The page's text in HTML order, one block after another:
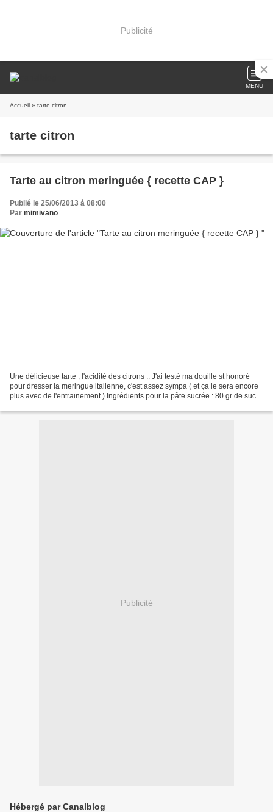
Publicité
MENU
Accueil » tarte citron
tarte citron
Tarte au citron meringuée { recette CAP }
Publié le 25/06/2013 à 08:00
Par mimivano
Une délicieuse tarte , l'acidité des citrons .. J'ai testé ma douille st honoré
pour dresser la meringue italienne, c'est assez sympa ( et ça le sera encore
plus avec de l'entrainement ) Ingrédients pour la pâte sucrée : 80 gr de sucre
Publicité
Hébergé par Canalblog